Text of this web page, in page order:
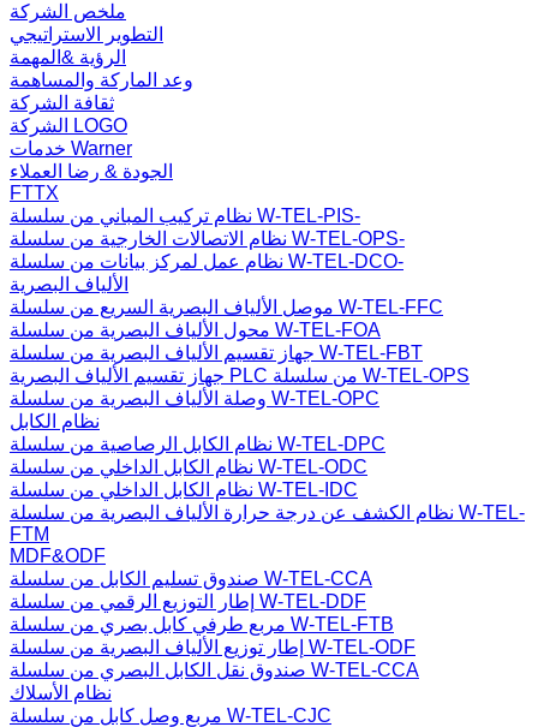
ملخص الشركة
التطوير الاستراتيجي
الرؤية &المهمة
وعد الماركة والمساهمة
ثقافة الشركة
الشركة LOGO
خدمات Warner
الجودة & رضا العملاء
FTTX
نظام تركيب المباني من سلسلة W-TEL-PIS-
نظام الاتصالات الخارجية من سلسلة W-TEL-OPS-
نظام عمل لمركز بيانات من سلسلة W-TEL-DCO-
الألياف البصرية
موصل الألياف البصرية السريع من سلسلة W-TEL-FFC
محول الألياف البصرية من سلسلة W-TEL-FOA
جهاز تقسيم الألياف البصرية من سلسلة W-TEL-FBT
جهاز تقسيم الألياف البصرية PLC من سلسلة W-TEL-OPS
وصلة الألياف البصرية من سلسلة W-TEL-OPC
نظام الكابل
نظام الكابل الرصاصية من سلسلة W-TEL-DPC
نظام الكابل الداخلي من سلسلة W-TEL-ODC
نظام الكابل الداخلي من سلسلة W-TEL-IDC
نظام الكشف عن درجة حرارة الألياف البصرية من سلسلة W-TEL-
FTM
MDF&ODF
صندوق تسليم الكابل من سلسلة W-TEL-CCA
إطار التوزيع الرقمي من سلسلة W-TEL-DDF
مربع طرفي كابل بصري من سلسلة W-TEL-FTB
إطار توزيع الألياف البصرية من سلسلة W-TEL-ODF
صندوق نقل الكابل البصري من سلسلة W-TEL-CCA
نظام الأسلاك
مربع وصل كابل من سلسلة W-TEL-CJC